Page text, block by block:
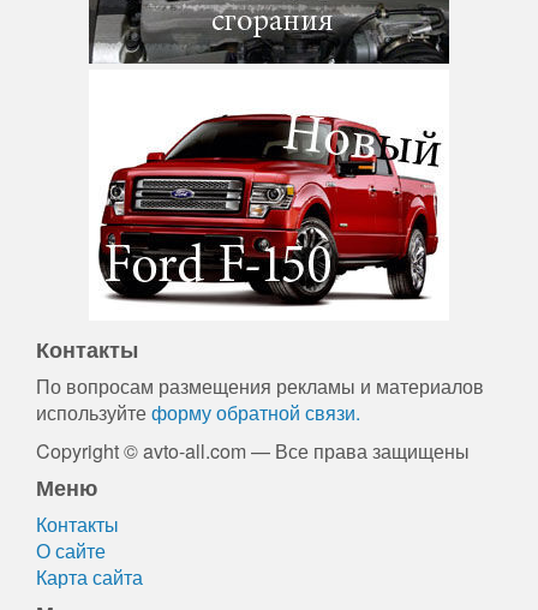
Контакты
По вопросам размещения рекламы и материалов
используйтеформу обратной связи.
Copyright © avto-all.com — Все права защищены
Меню
Контакты
О сайте
Карта сайта